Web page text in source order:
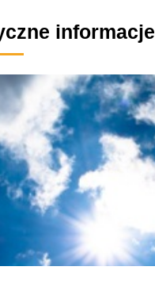
informacje